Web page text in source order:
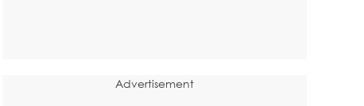
Advertisement